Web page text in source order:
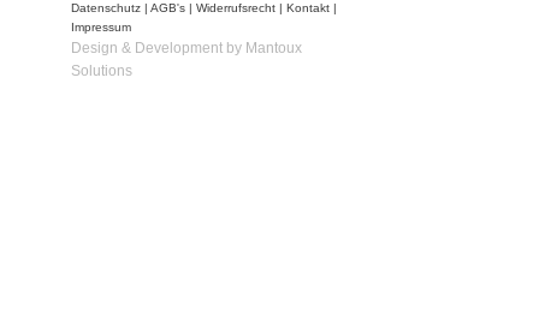
Datenschutz AGB's Widerrufsrecht Kontakt
Impressum
Design & Development by Mantoux
Solutions